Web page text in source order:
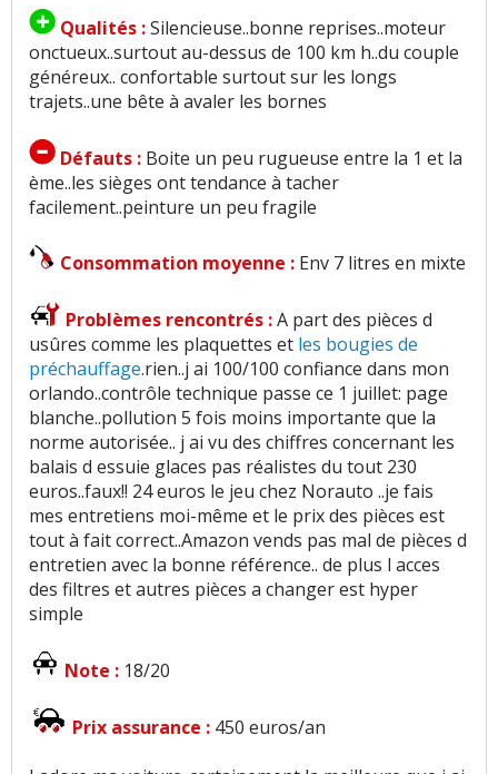
Qualités :Silencieuse..bonne reprises..moteur
onctueux..surtout au-dessus de 100 km h..du couple
généreux.. confortable surtout sur les longs
trajets..une bête à avaler les bornes
Défauts : Boite un peu rugueuse entre la 1 et la
ème..les sièges ont tendance à tacher
facilement..peinture un peu fragile
Consommation moyenne : Env 7 litres en mixte
Problèmes rencontrés :A part des pièces d
usûres comme les plaquettes et les bougies de
préchauffage.rien..j ai 100/100 confiance dans mon
orlando..contrôle technique passe ce 1 juillet: page
blanche..pollution 5 fois moins importante que la
norme autorisée.. j ai vu des chiffres concernant les
balais d essuie glaces pas réalistes du tout 230
euros..faux!! 24 euros le jeu chez Norauto ..je fais
mes entretiens moi-même et le prix des pièces est
tout à fait correct..Amazon vends pas mal de pièces d
entretien avec la bonne référence.. de plus l acces
des filtres et autres pièces a changer est hyper
simple
Note : 18/20
Prix assurance : 450 euros/an